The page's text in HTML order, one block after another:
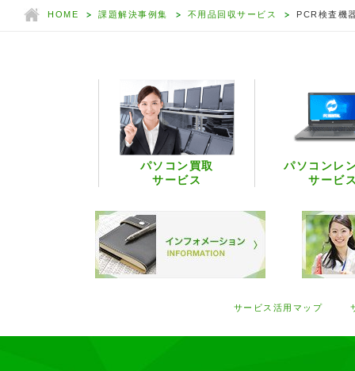
HOME 課題解決事例集 不用品回収サービス PCR検査機
パソコン買取
サービス
パソコンレ
サービ
サービス活用マップ